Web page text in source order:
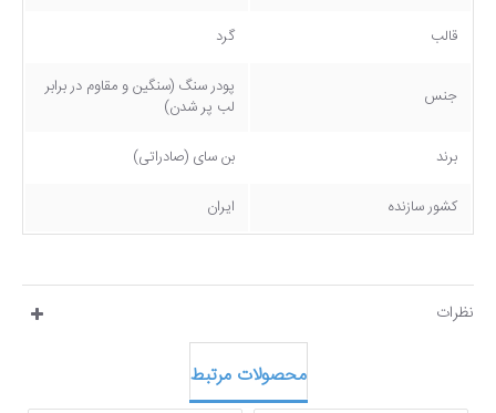
قالب گرد
جنس
پودر سنگ (سنگین و مقاوم در برابر
لب پر شدن)
برند بن سای (صادراتی)
کشور سازنده ایران
نظرات
محصولات مرتبط